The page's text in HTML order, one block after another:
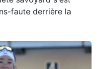
faute derrière la